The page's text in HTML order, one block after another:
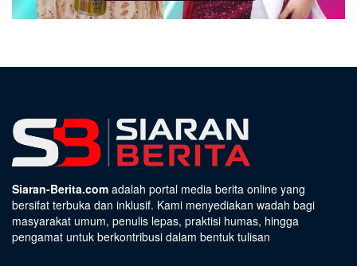
Siaran-Berita.com adalah portal media berita online yang
bersifat terbuka dan inklusif. Kami menyediakan wadah bagi
masyarakat umum, penulis lepas, praktisi humas, hingga
pengamat untuk berkontribusi dalam bentuk tulisan